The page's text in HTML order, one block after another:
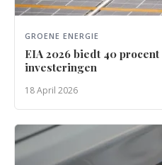
GROENE ENERGIE
EIA 2026 biedt 40
investeringen
18 April 2026